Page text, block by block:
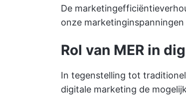
De
onze
Rol van MER in
In tegenstelling tot
digitale marketing de